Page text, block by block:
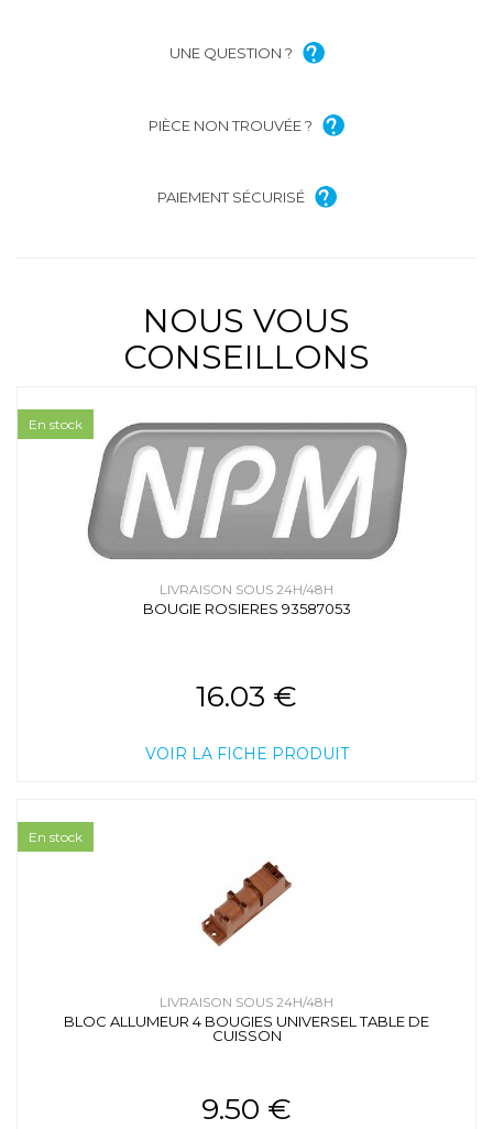
UNE QUESTION ?
PIÈCE NON TROUVÉE ?
PAIEMENT SÉCURISÉ
NOUS VOUS
CONSEILLONS
LIVRAISON SOUS 24H/48H
BOUGIE ROSIERES 93587053
16.03 €
VOIR LA FICHE PRODUIT
En stock
LIVRAISON SOUS 24H/48H
BLOC ALLUMEUR 4 BOUGIES UNIVERSEL TABLE DE
CUISSON
9.50 €
En stock